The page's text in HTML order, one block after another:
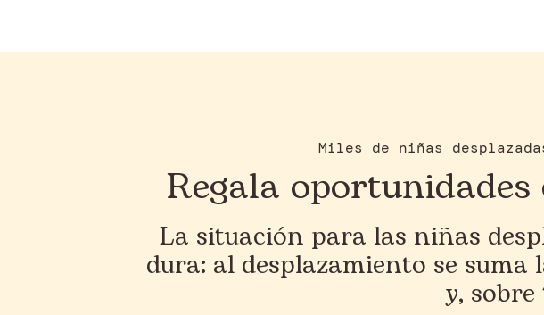
Miles de niñas
Regala
La situación para las niñas
dura: al desplazamiento se
y,